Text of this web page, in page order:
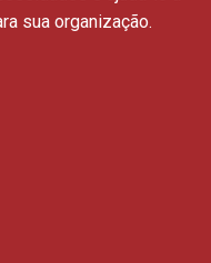
sua organização.